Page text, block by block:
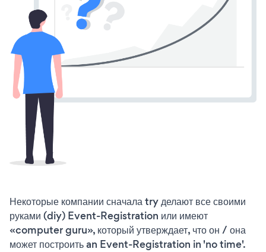
Некоторые компании сначала try делают все своими
руками (diy) Event-Registration или имеют
«computer guru», который утверждает, что он / она
может построить an Event-Registration in 'no time'.